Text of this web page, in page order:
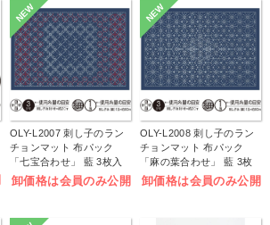
NEW
OLY-L2007 刺し子のラン
チョンマット 布パック
「七宝合わせ」 藍 3枚入
(袋)
卸価格は会員のみ公開
NEW
OLY-L2008 刺し子のラン
チョンマット 布パック
「麻の葉合わせ」 藍 3枚
入 (袋)
卸価格は会員のみ公開